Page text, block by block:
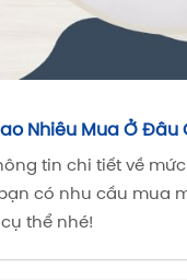
hệ mới.
đa chức năng.
xâm lấn.
giúp mở rộng
Nhiêu Mua Ở Đâu
tin chi tiết về
có nhu cầu mua
thể nhé!